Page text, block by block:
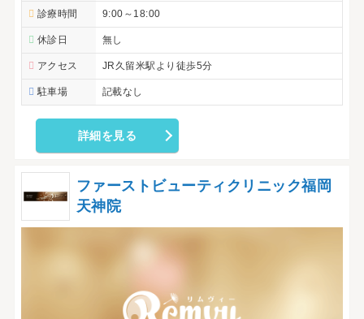
診療時間 9:00～18:00
休診日 無し
アクセス JR久留米駅より徒歩5分
駐車場 記載なし
詳細を見る
ファーストビューティクリニック福岡
天神院